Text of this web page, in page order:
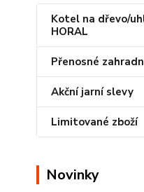
Kotel na dřevo/
HORAL
Přenosné
Akční jarní slevy
Limitované zboží
Novinky